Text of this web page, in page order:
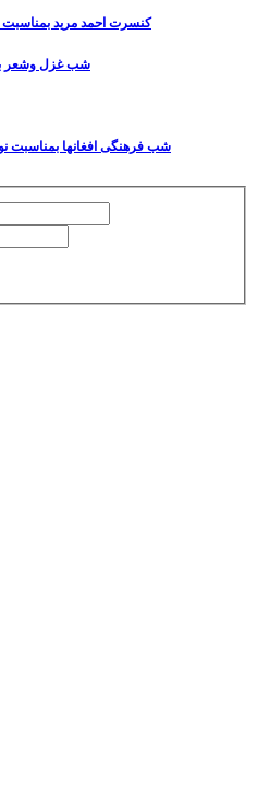
کنسرت احمد مرید
شب غزل وشعر
شب فرهنگی افغانها بمناسبت